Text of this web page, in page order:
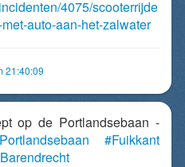
4075/scooterrijde
auto-aan-het-zalwater
21:40:09
op de Portlandsebaan -
#Fuikkant